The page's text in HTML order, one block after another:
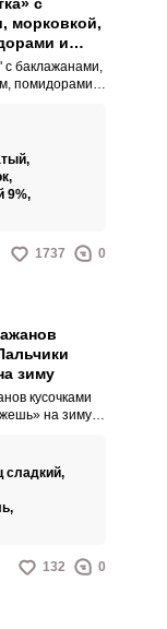
морковкой,
и
с баклажанами,
помидорами и
к любым
вареной
– просто
салат
9%,
1737 0
зиму
кусочками
на зиму –
или
в сочетании
и
которое не
сладкий,
132 0